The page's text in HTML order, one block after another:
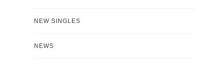
NEW SINGLES
NEWS